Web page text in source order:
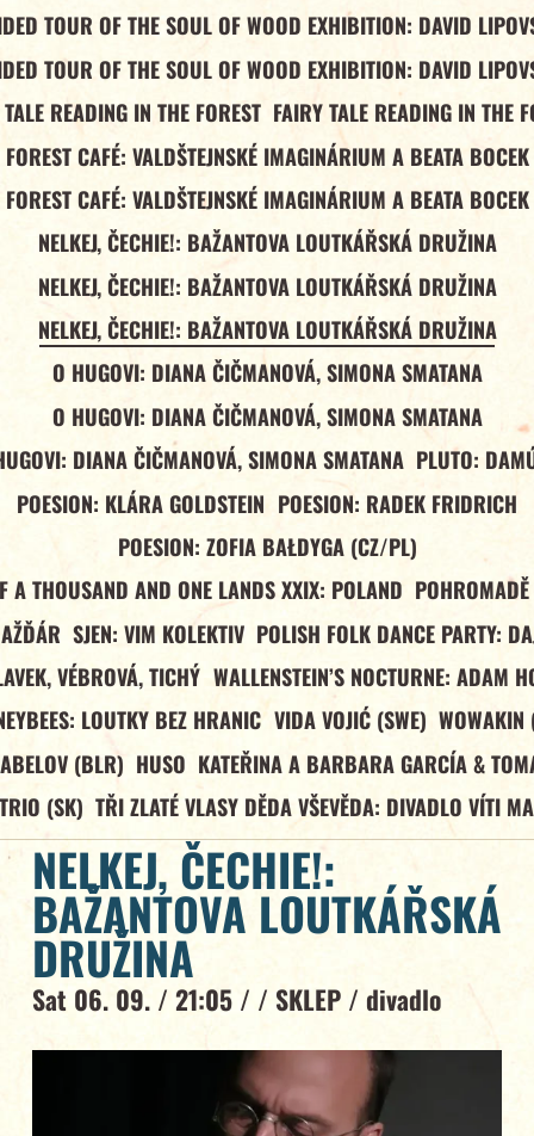
TOUR OF THE SOUL OF WOOD EXHIBITION: DAVID
TOUR OF THE SOUL OF WOOD EXHIBITION: DAVID
READING IN THE FOREST FAIRY TALE READING IN THE
FOREST CAFÉ: VALDŠTEJNSKÉ IMAGINÁRIUM A BEATA BOCEK
FOREST CAFÉ: VALDŠTEJNSKÉ IMAGINÁRIUM A BEATA BOCEK
NELKEJ, ČECHIE!: BAŽANTOVA LOUTKÁŘSKÁ DRUŽINA
NELKEJ, ČECHIE!: BAŽANTOVA LOUTKÁŘSKÁ DRUŽINA
NELKEJ, ČECHIE!: BAŽANTOVA LOUTKÁŘSKÁ DRUŽINA
O HUGOVI: DIANA ČIČMANOVÁ, SIMONA SMATANA
O HUGOVI: DIANA ČIČMANOVÁ, SIMONA SMATANA
DIANA ČIČMANOVÁ, SIMONA SMATANA PLUTO:
POESION: KLÁRA GOLDSTEIN POESION: RADEK FRIDRICH
POESION: ZOFIA BAŁDYGA (CZ/PL)
A THOUSAND AND ONE LANDS XXIX: POLAND
SJEN: VIM KOLEKTIV POLISH FOLK DANCE PARTY:
VÉBROVÁ, TICHÝ WALLENSTEIN’S NOCTURNE: ADAM
LOUTKY BEZ HRANIC VIDA VOJIĆ (SWE) WOWAKIN
(BLR) HUSO KATEŘINA A BARBARA GARCÍA &
(SK) TŘI ZLATÉ VLASY DĚDA VŠEVĚDA: DIVADLO VÍTI
NELKEJ, ČECHIE!:
BAŽANTOVA LOUTKÁŘSKÁ
DRUŽINA
Sat 06. 09. / 21:05 / / SKLEP / divadlo